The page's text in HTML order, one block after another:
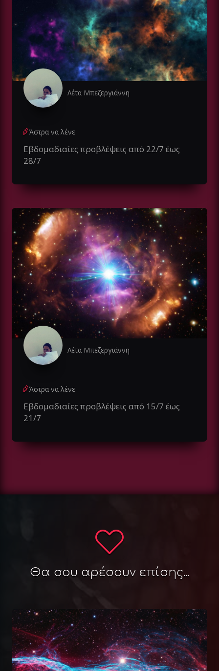
Λέτα Μπεζεργιάννη
Άστρα να λένε
Εβδομαδιαίες προβλέψεις από 22/7 έως
28/7
Λέτα Μπεζεργιάννη
Άστρα να λένε
Εβδομαδιαίες προβλέψεις από 15/7 έως
21/7
Θα σου αρέσουν επίσης...